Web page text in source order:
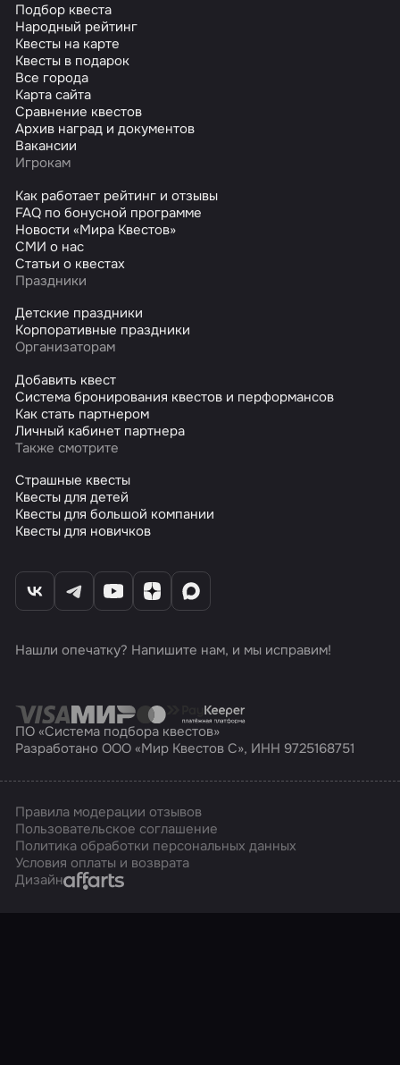
Подбор квеста
Народный рейтинг
Квесты на карте
Квесты в подарок
Все города
Карта сайта
Сравнение квестов
Архив наград и документов
Вакансии
Игрокам
Как работает рейтинг и отзывы
FAQ по бонусной программе
Новости «Мира Квестов»
СМИ о нас
Статьи о квестах
Праздники
Детские праздники
Корпоративные праздники
Организаторам
Добавить квест
Система бронирования квестов и перформансов
Как стать партнером
Личный кабинет партнера
Также смотрите
Страшные квесты
Квесты для детей
Квесты для большой компании
Квесты для новичков
Нашли опечатку? Напишите нам, и мы исправим!
ПО «Система подбора квестов»
Разработано ООО «Мир Квестов С», ИНН 9725168751
Правила модерации отзывов
Пользовательское соглашение
Политика обработки персональных данных
Условия оплаты и возврата
ДизайнAffarts